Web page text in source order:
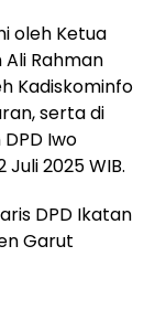
oleh Ketua
Ali Rahman
Kadiskominfo
serta di
Iwo
2025 WIB.
DPD Ikatan
Garut